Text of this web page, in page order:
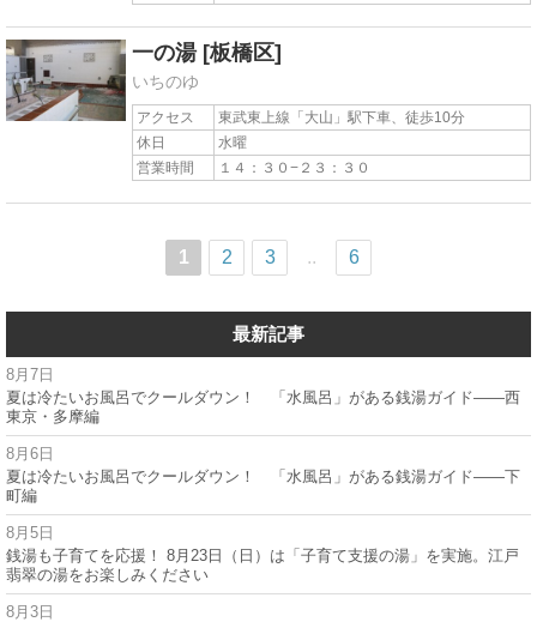
一の湯 [板橋区]
いちのゆ
アクセス
東武東上線「大山」駅下車、徒歩10分
休日
水曜
営業時間
１４：３０−２３：３０
1 2 3 .. 6
最新記事
8月7日
夏は冷たいお風呂でクールダウン！ 「水風呂」がある銭湯ガイド——西
東京・多摩編
8月6日
夏は冷たいお風呂でクールダウン！ 「水風呂」がある銭湯ガイド——下
町編
8月5日
銭湯も子育てを応援！ 8月23日（日）は「子育て支援の湯」を実施。江戸
翡翠の湯をお楽しみください
8月3日